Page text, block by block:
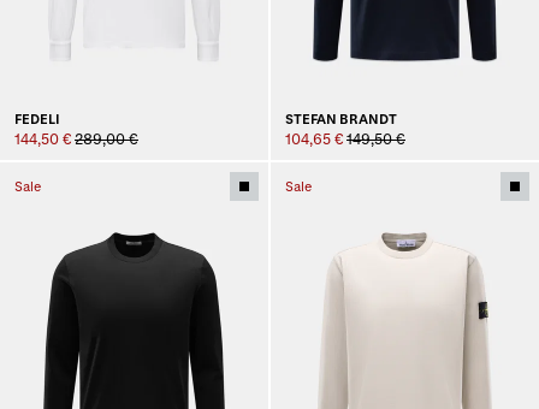
FEDELI
144,50 € 289,00 €
STEFAN BRANDT
104,65 € 149,50 €
Sale Sale